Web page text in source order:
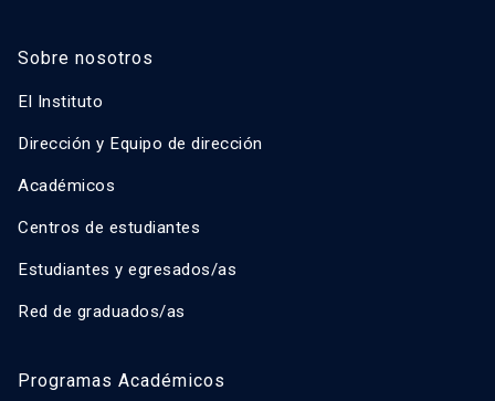
Sobre nosotros
El Instituto
Dirección y Equipo de dirección
Académicos
Centros de estudiantes
Estudiantes y egresados/as
Red de graduados/as
Programas Académicos